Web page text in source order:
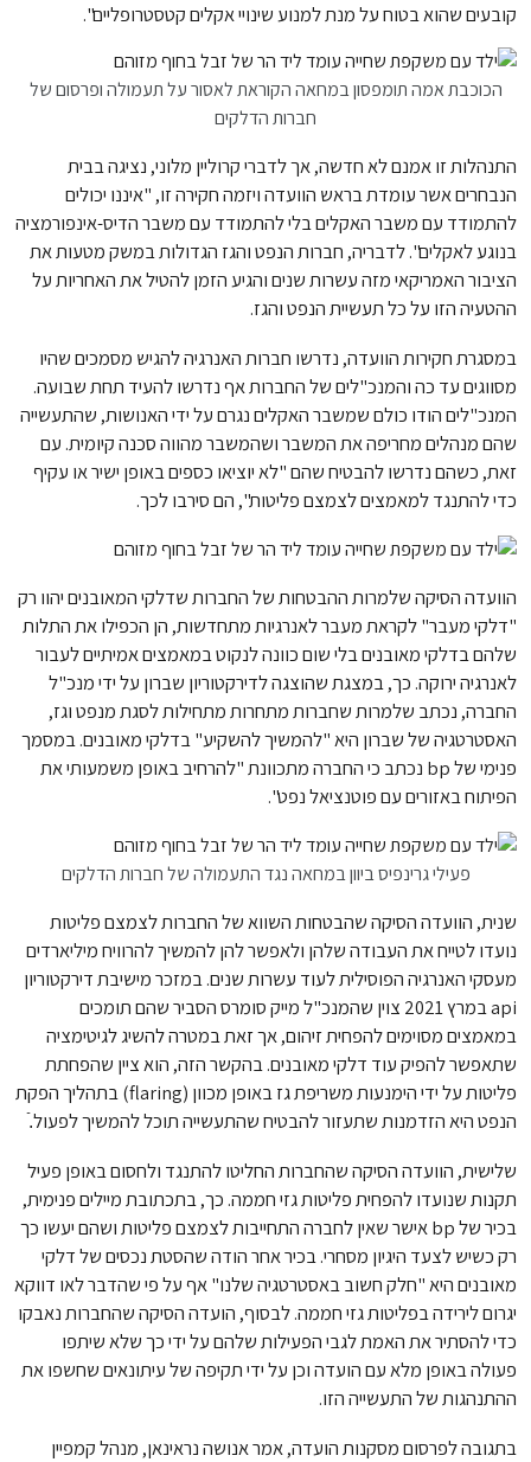
קובעים שהוא בטוח על מנת למנוע שינויי אקלים קטסטרופליים".
הכוכבת אמה תומפסון במחאה הקוראת לאסור על תעמולה ופרסום של
חברות הדלקים
התנהלות זו אמנם לא חדשה, אך לדברי קרוליין מלוני, נציגה בבית
הנבחרים אשר עומדת בראש הוועדה ויזמה חקירה זו, "איננו יכולים
להתמודד עם משבר האקלים בלי להתמודד עם משבר הדיס-אינפורמציה
בנוגע לאקלים". לדבריה, חברות הנפט והגז הגדולות במשק מטעות את
הציבור האמריקאי מזה עשרות שנים והגיע הזמן להטיל את האחריות על
ההטעיה הזו על כל תעשיית הנפט והגז.
במסגרת חקירות הוועדה, נדרשו חברות האנרגיה להגיש מסמכים שהיו
מסווגים עד כה והמנכ"לים של החברות אף נדרשו להעיד תחת שבועה.
המנכ"לים הודו כולם שמשבר האקלים נגרם על ידי האנושות, שהתעשייה
שהם מנהלים מחריפה את המשבר ושהמשבר מהווה סכנה קיומית. עם
זאת, כשהם נדרשו להבטיח שהם "לא יוציאו כספים באופן ישיר או עקיף
כדי להתנגד למאמצים לצמצם פליטות", הם סירבו לכך.
הוועדה הסיקה שלמרות ההבטחות של החברות שדלקי המאובנים יהוו רק
"דלקי מעבר" לקראת מעבר לאנרגיות מתחדשות, הן הכפילו את התלות
שלהם בדלקי מאובנים בלי שום כוונה לנקוט במאמצים אמיתיים לעבור
לאנרגיה ירוקה. כך, במצגת שהוצגה לדירקטוריון שברון על ידי מנכ"ל
החברה, נכתב שלמרות שחברות מתחרות מתחילות לסגת מנפט וגז,
האסטרטגיה של שברון היא "להמשיך להשקיע" בדלקי מאובנים. במסמך
פנימי של bp נכתב כי החברה מתכוונת "להרחיב באופן משמעותי את
הפיתוח באזורים עם פוטנציאל נפט".
פעילי גרינפיס ביוון במחאה נגד התעמולה של חברות הדלקים
שנית, הוועדה הסיקה שהבטחות השווא של החברות לצמצם פליטות
נועדו לטייח את העבודה שלהן ולאפשר להן להמשיך להרוויח מיליארדים
מעסקי האנרגיה הפוסילית לעוד עשרות שנים. במזכר מישיבת דירקטוריון
api במרץ 2021 צוין שהמנכ"ל מייק סומרס הסביר שהם תומכים
במאמצים מסוימים להפחית זיהום, אך זאת במטרה להשיג לגיטימציה
שתאפשר להפיק עוד דלקי מאובנים. בהקשר הזה, הוא ציין שהפחתת
פליטות על ידי הימנעות משריפת גז באופן מכוון (flaring) בתהליך הפקת
הנפט היא הזדמנות שתעזור להבטיח שהתעשייה תוכל להמשיך לפעול.ֿ
שלישית, הוועדה הסיקה שהחברות החליטו להתנגד ולחסום באופן פעיל
תקנות שנועדו להפחית פליטות גזי חממה. כך, בתכתובת מיילים פנימית,
בכיר של bp אישר שאין לחברה התחייבות לצמצם פליטות ושהם יעשו כך
רק כשיש לצעד היגיון מסחרי. בכיר אחר הודה שהסטת נכסים של דלקי
מאובנים היא "חלק חשוב באסטרטגיה שלנו" אף על פי שהדבר לאו דווקא
יגרום לירידה בפליטות גזי חממה. לבסוף, הועדה הסיקה שהחברות נאבקו
כדי להסתיר את האמת לגבי הפעילות שלהם על ידי כך שלא שיתפו
פעולה באופן מלא עם הועדה וכן על ידי תקיפה של עיתונאים שחשפו את
ההתנהגות של התעשייה הזו.
בתגובה לפרסום מסקנות הועדה, אמר אנושה נראינאן, מנהל קמפיין